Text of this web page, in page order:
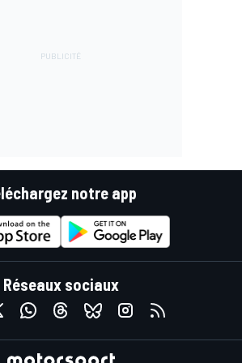
notre app
Réseaux sociaux